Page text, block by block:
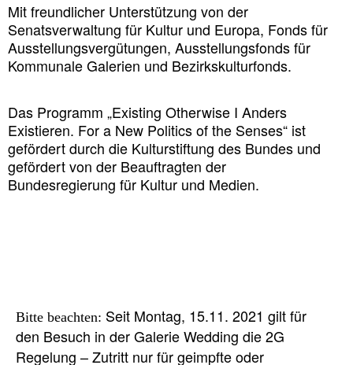
Mit freundlicher Unterstützung von der
Senatsverwaltung für Kultur und Europa, Fonds für
Ausstellungsvergütungen, Ausstellungsfonds für
Kommunale Galerien und Bezirkskulturfonds.
Das Programm „Existing Otherwise I Anders
Existieren. For a New Politics of the Senses“ ist
gefördert durch die Kulturstiftung des Bundes und
gefördert von der Beauftragten der
Bundesregierung für Kultur und Medien.
Bitte beachten: Seit Montag, 15.11. 2021 gilt für
den Besuch in der Galerie Wedding die 2G
Regelung – Zutritt nur für geimpfte oder